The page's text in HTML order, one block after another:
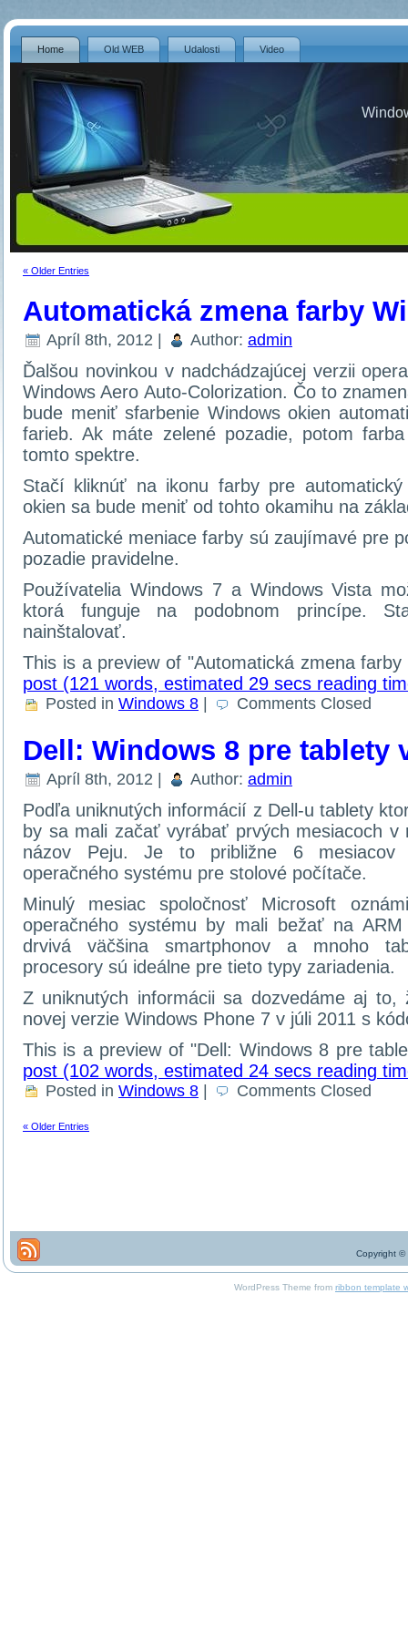
Home Old WEB Udalosti Video
« Older Entries
Automatická zmena farby
Apríl 8th, 2012 | Author: admin
Ďalšou novinkou v nadchádzajúcej verzii
Windows Aero Auto-Colorization. Čo to
bude meniť sfarbenie Windows okien
farieb. Ak máte zelené pozadie, potom
tomto spektre.
Stačí kliknúť na ikonu farby pre
okien sa bude meniť od tohto okamihu na
Automatické meniace farby sú zaujímavé pre
pozadie pravidelne.
Používatelia Windows 7 a Windows Vista
ktorá funguje na podobnom princípe.
nainštalovať.
This is a preview of
Automatická zmena farby
post (121 words, estimated 29 secs reading
Posted in Windows 8 Comments Closed
Dell: Windows 8 pre tablety
Apríl 8th, 2012 | Author: admin
Podľa uniknutých informácií z Dell-u tablety
by sa mali začať vyrábať prvých mesiacoch v
názov Peju. Je to približne 6 mesiacov
operačného systému pre stolové počítače.
Minulý mesiac spoločnosť Microsoft
operačného systému by mali bežať na
drvivá väčšina smartphonov a mnoho
procesory sú ideálne pre tieto typy zariadenia.
Z uniknutých informácii sa dozvedáme aj
novej verzie Windows Phone 7 v júli 2011 s
This is a preview of Dell: Windows 8 pre
post (102 words, estimated 24 secs reading
Posted in Windows 8 | Comments Closed
« Older Entries
Copyright ©
WordPress Theme from ribbon template